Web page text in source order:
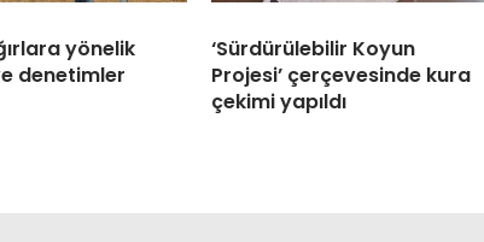
yönelik
denetimler
‘Sürdürülebilir Koyun
Projesi’ çerçevesinde kura
çekimi yapıldı